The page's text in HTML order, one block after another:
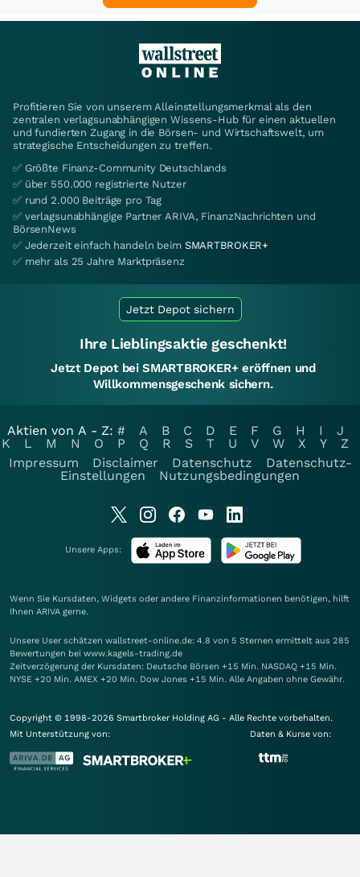
Profitieren Sie von unserem Alleinstellungsmerkmal als den
zentralen verlagsunabhängigen Wissens-Hub für einen aktuellen
und fundierten Zugang in die Börsen- und Wirtschaftswelt, um
strategische Entscheidungen zu treffen.
✅ Größte Finanz-Community Deutschlands
✅ über 550.000 registrierte Nutzer
✅ rund 2.000 Beiträge pro Tag
✅ verlagsunabhängige Partner ARIVA, FinanzNachrichten und
BörsenNews
✅ Jederzeit einfach handeln beim SMARTBROKER+
✅ mehr als 25 Jahre Marktpräsenz
Jetzt Depot sichern
Ihre Lieblingsaktie geschenkt!
Jetzt Depot bei SMARTBROKER+ eröffnen und
Willkommensgeschenk sichern.
Aktien von A - Z: # A B C D E F G H I
J
K
L M N O P Q R S T U V W X Y
Z
Impressum
Disclaimer Datenschutz
Datenschutz-
Einstellungen
Nutzungsbedingungen
Unsere Apps:
Wenn Sie Kursdaten, Widgets oder andere Finanzinformationen benötigen, hilft
Ihnen ARIVA gerne.
Unsere User schätzen wallstreet-online.de: 4.8 von 5 Sternen ermittelt aus 285
Bewertungen bei www.kagels-trading.de
Zeitverzögerung der Kursdaten: Deutsche Börsen +15 Min. NASDAQ +15 Min.
NYSE +20 Min. AMEX +20 Min. Dow Jones +15 Min. Alle Angaben ohne Gewähr.
Copyright © 1998-2026 Smartbroker Holding AG - Alle Rechte vorbehalten.
Mit Unterstützung von:
Daten & Kurse von: